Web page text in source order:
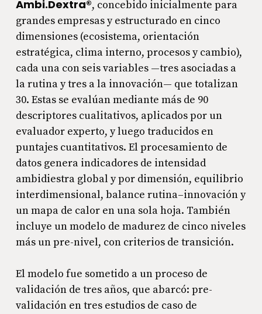
Ambi.Dextra®, concebido inicialmente para
grandes empresas y estructurado en cinco
dimensiones (ecosistema, orientación
estratégica, clima interno, procesos y cambio),
cada una con seis variables —tres asociadas a
la rutina y tres a la innovación— que totalizan
30. Estas se evalúan mediante más de 90
descriptores cualitativos, aplicados por un
evaluador experto, y luego traducidos en
puntajes cuantitativos. El procesamiento de
datos genera indicadores de intensidad
ambidiestra global y por dimensión, equilibrio
interdimensional, balance rutina–innovación y
un mapa de calor en una sola hoja. También
incluye un modelo de madurez de cinco niveles
más un pre-nivel, con criterios de transición.
El modelo fue sometido a un proceso de
validación de tres años, que abarcó: pre-
validación en tres estudios de caso de